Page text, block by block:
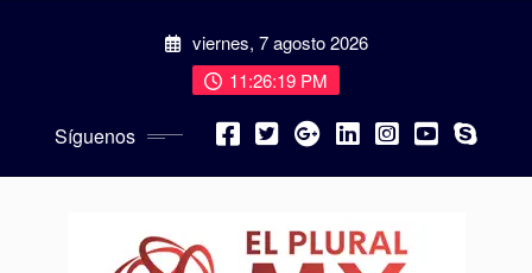
viernes, 7 agosto 2026
11:26:20 PM
Síguenos